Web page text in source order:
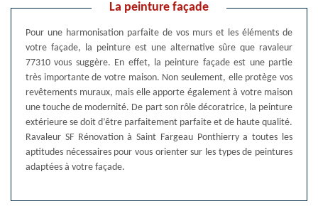
La peinture façade
Pour une harmonisation parfaite de vos murs et les éléments de
votre façade, la peinture est une alternative sûre que ravaleur
77310 vous suggère. En effet, la peinture façade est une partie
très importante de votre maison. Non seulement, elle protège vos
revêtements muraux, mais elle apporte également à votre maison
une touche de modernité. De part son rôle décoratrice, la peinture
extérieure se doit d’être parfaitement parfaite et de haute qualité.
Ravaleur SF Rénovation à Saint Fargeau Ponthierry a toutes les
aptitudes nécessaires pour vous orienter sur les types de peintures
adaptées à votre façade.